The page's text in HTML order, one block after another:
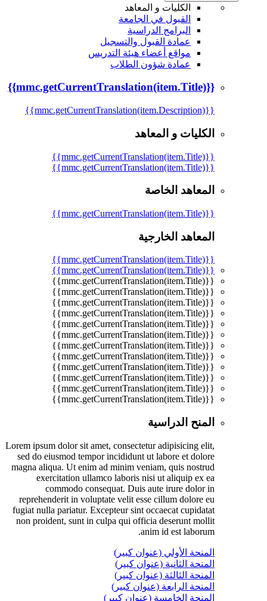
الكليات و المعاهد
القبول في الجامعة
البرامج الدراسية
عمادة القبول والتسجيل
مواقع أعضاء هيئة التدريس
عمادة شؤون الطلاب
{{mmc.getCurrentTranslation(item.Title)}}
{{mmc.getCurrentTranslation(item.Description)}}
الكليات و المعاهد
{{mmc.getCurrentTranslation(item.Title)}}
{{mmc.getCurrentTranslation(item.Title)}}
المعاهد الخاصة
{{mmc.getCurrentTranslation(item.Title)}}
المعاهد الخارجية
{{mmc.getCurrentTranslation(item.Title)}}
{{mmc.getCurrentTranslation(item.Title)}}
{{mmc.getCurrentTranslation(item.Title)}}
{{mmc.getCurrentTranslation(item.Title)}}
{{mmc.getCurrentTranslation(item.Title)}}
{{mmc.getCurrentTranslation(item.Title)}}
{{mmc.getCurrentTranslation(item.Title)}}
{{mmc.getCurrentTranslation(item.Title)}}
{{mmc.getCurrentTranslation(item.Title)}}
{{mmc.getCurrentTranslation(item.Title)}}
{{mmc.getCurrentTranslation(item.Title)}}
{{mmc.getCurrentTranslation(item.Title)}}
{{mmc.getCurrentTranslation(item.Title)}}
{{mmc.getCurrentTranslation(item.Title)}}
المنح الدراسية
Lorem ipsum dolor sit amet, consectetur adipisicing elit,
sed do eiusmod tempor incididunt ut labore et dolore
magna aliqua. Ut enim ad minim veniam, quis nostrud
exercitation ullamco laboris nisi ut aliquip ex ea
commodo consequat. Duis aute irure dolor in
reprehenderit in voluptate velit esse cillum dolore eu
fugiat nulla pariatur. Excepteur sint occaecat cupidatat
non proident, sunt in culpa qui officia deserunt mollit
anim id est laborum.
المنحة الأولي (عنوان كبير)
المنحة الثانية (عنوان كبير)
المنحة الثالثة (عنوان كبير)
المنحة الرابعة (عنوان كبير)
المنحة الخامسة (عنوان كبير)